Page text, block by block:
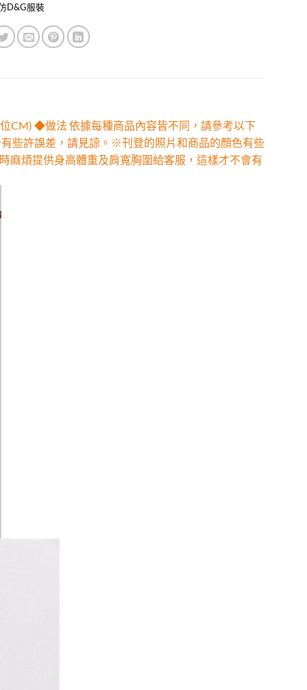
D&G服裝
CM) ◆做法 依據每種商品內容皆不同，請參考以下
些許誤差，請見諒。※刊登的照片和商品的顏色有些
煩提供身高體重及肩寬胸圍給客服，這樣才不會有